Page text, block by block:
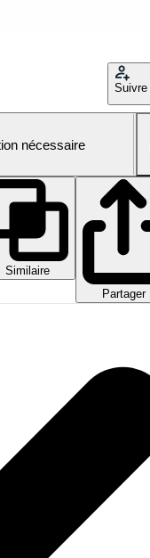
Suivre
nécessaire
Similaire
Partager